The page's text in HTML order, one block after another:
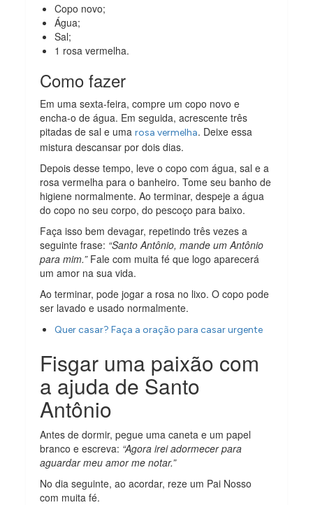
Copo novo;
Água;
Sal;
1 rosa vermelha.
Como fazer
Em uma sexta-feira, compre um copo novo e
encha-o de água. Em seguida, acrescente três
pitadas de sal e umarosa vermelha. Deixe essa
mistura descansar por dois dias.
Depois desse tempo, leve o copo com água, sal e a
rosa vermelha para o banheiro. Tome seu banho de
higiene normalmente. Ao terminar, despeje a água
do copo no seu corpo, do pescoço para baixo.
Faça isso bem devagar, repetindo três vezes a
seguinte frase: “Santo Antônio, mande um Antônio
para mim.”Fale com muita fé que logo aparecerá
um amor na sua vida.
Ao terminar, pode jogar a rosa no lixo. O copo pode
ser lavado e usado normalmente.
Quer casar? Faça a oração para casar urgente
Fisgar uma paixão com
a ajuda de Santo
Antônio
Antes de dormir, pegue uma caneta e um papel
branco e escreva: “Agora irei adormecer para
aguardar meu amor me notar.”
No dia seguinte, ao acordar, reze um Pai Nosso
com muita fé.